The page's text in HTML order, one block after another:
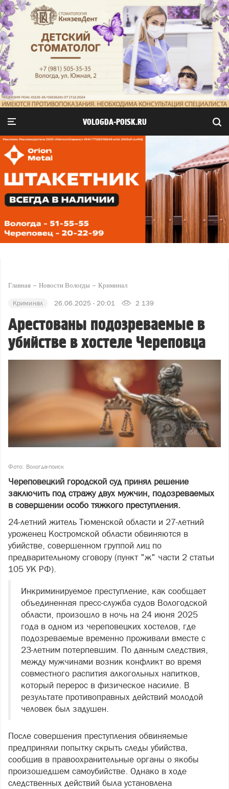
VOLOGDA-POISK.RU
Главная Новости Вологды Криминал
Криминал 26.06.2025 - 20:01 2 139
Арестованы подозреваемые в
убийстве в хостеле Череповца
Фото: Вологда-поиск
Череповецкий городской суд принял решение
заключить под стражу двух мужчин, подозреваемых
в совершении особо тяжкого преступления.
24-летний житель Тюменской области и 27-летний
уроженец Костромской области обвиняются в
убийстве, совершенном группой лиц по
предварительному сговору (пункт "ж" части 2 статьи
105 УК РФ).
Инкриминируемое преступление, как сообщает
объединенная пресс-служба судов Вологодской
области, произошло в ночь на 24 июня 2025
года в одном из череповецких хостелов, где
подозреваемые временно проживали вместе с
23-летним потерпевшим. По данным следствия,
между мужчинами возник конфликт во время
совместного распития алкогольных напитков,
который перерос в физическое насилие. В
результате противоправных действий молодой
человек был задушен.
После совершения преступления обвиняемые
предприняли попытку скрыть следы убийства,
сообщив в правоохранительные органы о якобы
произошедшем самоубийстве. Однако в ходе
следственных действий была установлена